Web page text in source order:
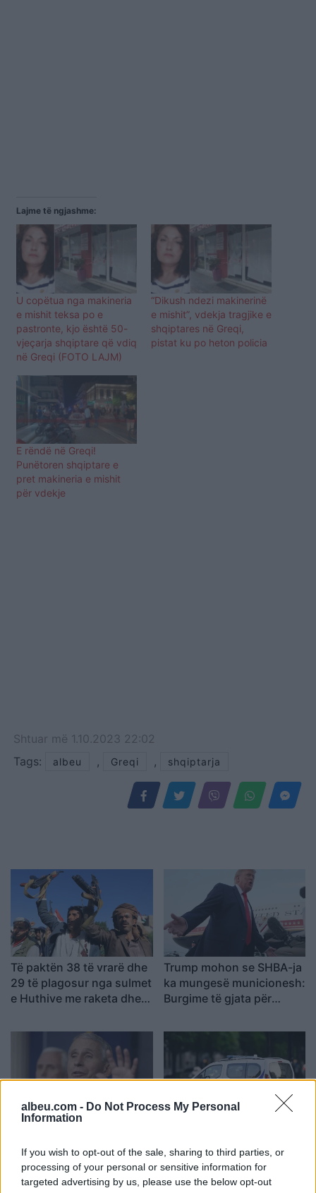
albeu.com - Do Not Process My Personal
Information
If you wish to opt-out of the sale, sharing to third parties, or
processing of your personal or sensitive information for
targeted advertising by us, please use the below opt-out
Lajme të ngjashme:
U copëtua nga makineria
e mishit teksa po e
pastronte, kjo është 50-
vjeçarja shqiptare që vdiq
në Greqi (FOTO LAJM)
“Dikush ndezi makinerinë
e mishit”, vdekja tragjike e
shqiptares në Greqi,
pistat ku po heton policia
E rëndë në Greqi!
Punëtoren shqiptare e
pret makineria e mishit
për vdekje
Shtuar më 1.10.2023 22:02
Tags:
albeu , Greqi , shqiptarja
Të paktën 38 të vrarë dhe
29 të plagosur nga sulmet
e Huthive me raketa dhe
Jemenit
Trump mohon se SHBA-ja
ka mungesë municionesh:
Burgime të gjata për
tradhtare
shpërfillje të Kongresit
pasi nuk iu përgjigj
pensionistëve në Francë i
grabiten ar dhe bizhuteri